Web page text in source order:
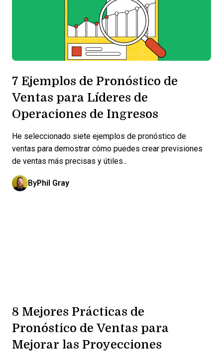
7 Ejemplos de Pronóstico de
Ventas para Líderes de
Operaciones de Ingresos
He seleccionado siete ejemplos de pronóstico de
ventas para demostrar cómo puedes crear previsiones
de ventas más precisas y útiles...
ByPhil Gray
8 Mejores Prácticas de
Pronóstico de Ventas para
Mejorar las Proyecciones